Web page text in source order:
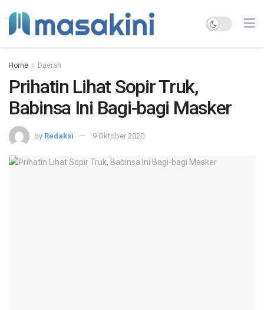
Home Daerah
Prihatin Lihat Sopir Truk,
Babinsa Ini Bagi-bagi Masker
by Redaksi 9 Oktober 2020